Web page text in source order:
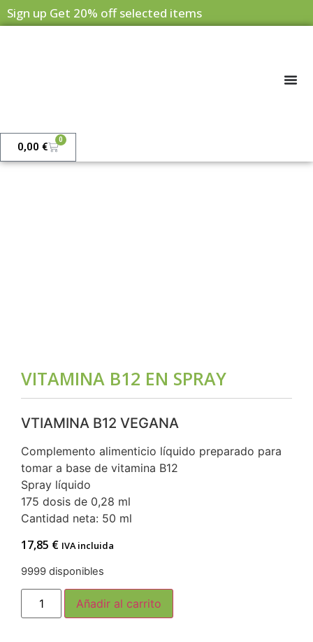
Sign up Get 20% off selected items
0,00 €
0
VITAMINA B12 EN SPRAY
VTIAMINA B12 VEGANA
Complemento alimenticio líquido preparado para
tomar a base de vitamina B12
Spray líquido
175 dosis de 0,28 ml
Cantidad neta: 50 ml
17,85 € IVA incluida
9999 disponibles
Añadir al carrito